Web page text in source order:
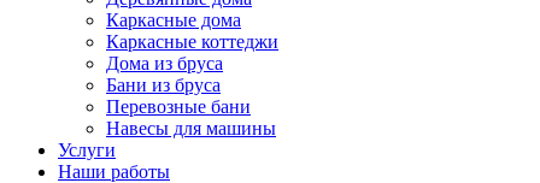
Каркасные дома
Каркасные коттеджи
Дома из бруса
Бани из бруса
Перевозные бани
Навесы для машины
Услуги
Наши работы